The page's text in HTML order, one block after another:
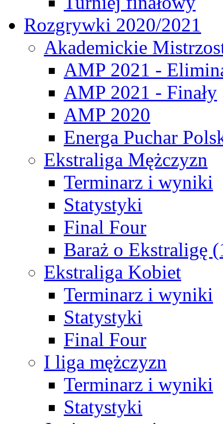
Rozgrywki 2020/2021
Akademickie
AMP 2021 -
AMP 2021 - Finały
AMP 2020
Energa Puchar
Ekstraliga Mężczyzn
Terminarz i wyniki
Statystyki
Final Four
Baraż o Ekstraligę
Ekstraliga Kobiet
Terminarz i wyniki
Statystyki
Final Four
I liga mężczyzn
Terminarz i wyniki
Statystyki